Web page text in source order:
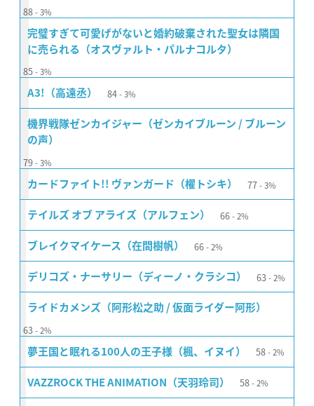
88 3%
完璧すぎて可愛げがないと婚約破棄された聖女は隣国
に売られる（オスヴァルト・パルナコルタ）
85 3%
A3!（高遠丞） 84 3%
機界戦隊ゼンカイジャー（ゼンカイブルーン / ブルーン
の声）
79 3%
カードファイト!! ヴァンガード（櫂トシキ） 77 3%
テイルズ オブ アライズ（アルフェン） 66 2%
ブレイクマイケース（在間樹帆） 66 2%
デリコズ・ナーサリー（ディーノ・クラシコ） 63 2%
ライドカメンズ（阿形松之助 / 仮面ライダー阿形）
63 2%
夢王国と眠れる100人の王子様（楓、イヌイ） 58 2%
VAZZROCK THE ANIMATION（天羽玲司） 58 2%